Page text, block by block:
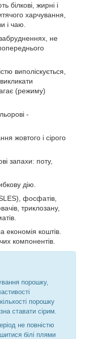
білкові, жирні і
харчування,
і чаю.
не
виполіскується,
(режиму)
-
жовтого і сірого
запахи: поту,
дію.
фосфатів,
триклозану,
коштів.
компонентів.
порошку,
порошку
ставати сірим.
не повністю
білі плями